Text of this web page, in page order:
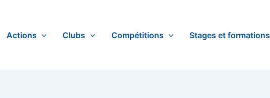
Actions Clubs Compétitions Stages et formations